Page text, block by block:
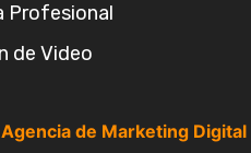
Profesional
de Video
Agencia de Marketing Digital